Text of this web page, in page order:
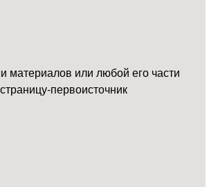
материалов или любой его части
первоисточник